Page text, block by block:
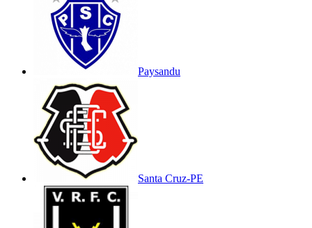
Paysandu
Santa Cruz-PE